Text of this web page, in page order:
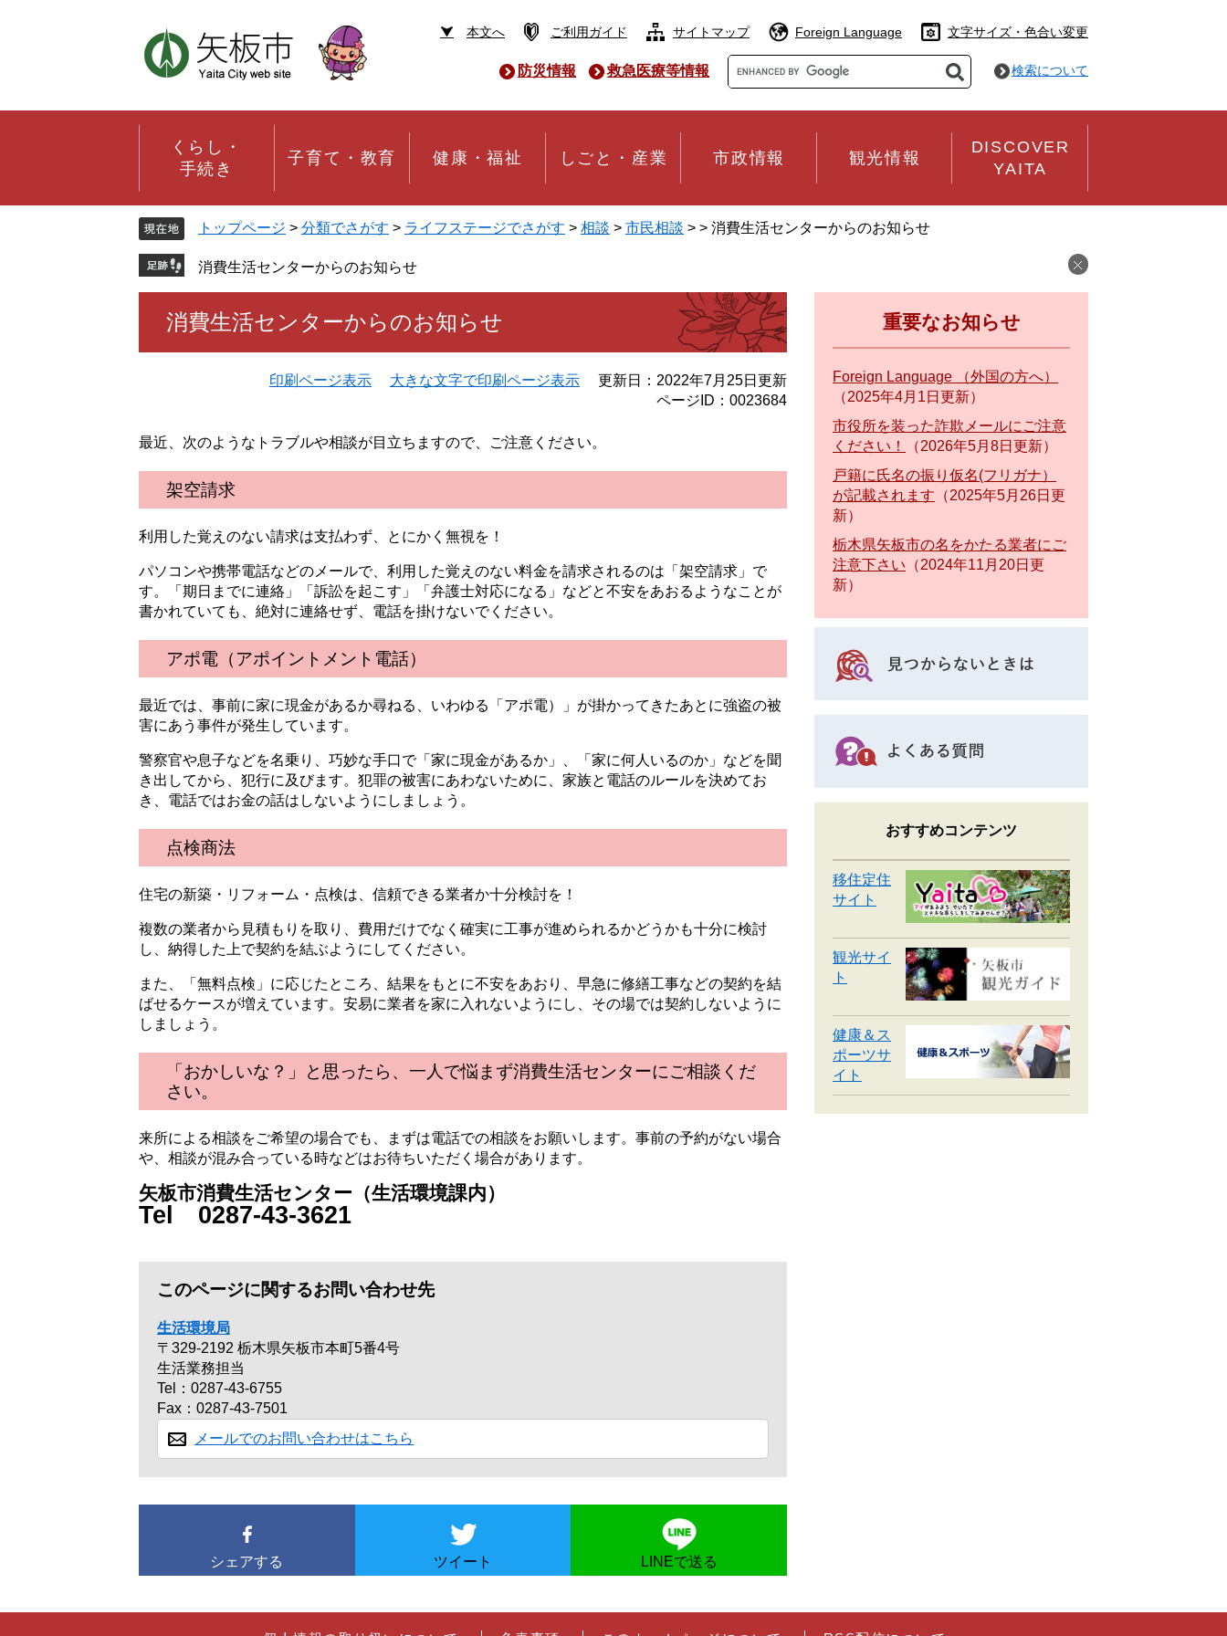
本文へ ご利用ガイド サイトマップ Foreign Language 文字サイズ・色合い変更
防災情報 救急医療等情報
Google
カ
ス
タ
索
検索について
くらし・
手続き
子育て・教育 健康・福祉 しごと・産業 市政情報 観光情報
DISCOVER
YAITA
トップページ > 分類でさがす > ライフステージでさがす > 相談 > 市民相談 > > 消費生活センターからのお知らせ
消費生活センターからのお知らせ
消費生活センターからのお知らせ
印刷ページ表示 大きな文字で印刷ページ表示
更新日：2022年7月25日更新
ページID：0023684
最近、次のようなトラブルや相談が目立ちますので、ご注意ください。
架空請求
利用した覚えのない請求は支払わず、とにかく無視を！
パソコンや携帯電話などのメールで、利用した覚えのない料金を請求されるのは「架空請求」で
す。「期日までに連絡」「訴訟を起こす」「弁護士対応になる」などと不安をあおるようなことが
書かれていても、絶対に連絡せず、電話を掛けないでください。
アポ電（アポイントメント電話）
最近では、事前に家に現金があるか尋ねる、いわゆる「アポ電）」が掛かってきたあとに強盗の被
害にあう事件が発生しています。
警察官や息子などを名乗り、巧妙な手口で「家に現金があるか」、「家に何人いるのか」などを聞
き出してから、犯行に及びます。犯罪の被害にあわないために、家族と電話のルールを決めてお
き、電話ではお金の話はしないようにしましょう。
点検商法
住宅の新築・リフォーム・点検は、信頼できる業者か十分検討を！
複数の業者から見積もりを取り、費用だけでなく確実に工事が進められるかどうかも十分に検討
し、納得した上で契約を結ぶようにしてください。
また、「無料点検」に応じたところ、結果をもとに不安をあおり、早急に修繕工事などの契約を結
ばせるケースが増えています。安易に業者を家に入れないようにし、その場では契約しないように
しましょう。
「おかしいな？」と思ったら、一人で悩まず消費生活センターにご相談くだ
さい。
来所による相談をご希望の場合でも、まずは電話での相談をお願いします。事前の予約がない場合
や、相談が混み合っている時などはお待ちいただく場合があります。
矢板市消費生活センター（生活環境課内）
Tel 0287-43-3621
このページに関するお問い合わせ先
生活環境局
〒329-2192 栃木県矢板市本町5番4号
生活業務担当
Tel：0287-43-6755
Fax：0287-43-7501
メールでのお問い合わせはこちら
シェアする ツイート LINEで送る
重要なお知らせ
Foreign Language （外国の方へ）
2025年4月1日更新
市役所を装った詐欺メールにご注意
ください！
2026年5月8日更新
戸籍に氏名の振り仮名(フリガナ）
が記載されます
2025年5月26日更
新
栃木県矢板市の名をかたる業者にご
注意下さい
2024年11月20日更
新
おすすめコンテンツ
移住定住
サイト
観光サイ
ト
健康＆ス
ポーツサ
イト